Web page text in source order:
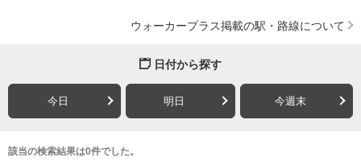
ウォーカープラス掲載の駅・路線について
日付から探す
今日 明日 今週末
該当の検索結果は0件でした。